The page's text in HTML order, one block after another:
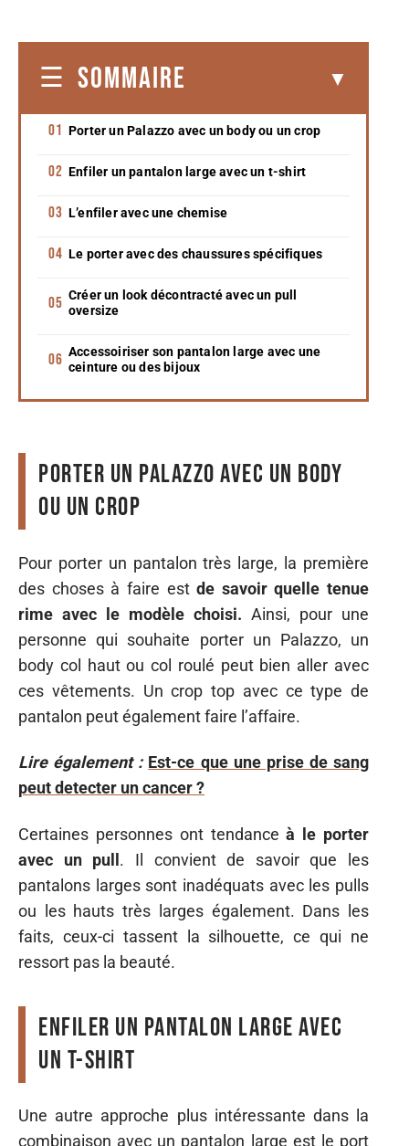
SOMMAIRE
Porter un Palazzo avec un body ou un crop
Enfiler un pantalon large avec un t-shirt
L’enfiler avec une chemise
Le porter avec des chaussures spécifiques
Créer un look décontracté avec un pull
oversize
Accessoiriser son pantalon large avec une
ceinture ou des bijoux
Porter un Palazzo avec un body
ou un crop
Pour porter un pantalon très large, la première
des choses à faire estde savoir quelle tenue
rime avec le modèle choisi. Ainsi, pour une
personne qui souhaite porter un Palazzo, un
body col haut ou col roulé peut bien aller avec
ces vêtements. Un crop top avec ce type de
pantalon peut également faire l’affaire.
Lire également : Est-ce que une prise de sang
peut detecter un cancer ?
Certaines personnes ont tendanceà le porter
avec un pull. Il convient de savoir que les
pantalons larges sont inadéquats avec les pulls
ou les hauts très larges également. Dans les
faits, ceux-ci tassent la silhouette, ce qui ne
ressort pas la beauté.
Enfiler un pantalon large avec
un t-shirt
Une autre approche plus intéressante dans la
combinaison avec un pantalon large est le port